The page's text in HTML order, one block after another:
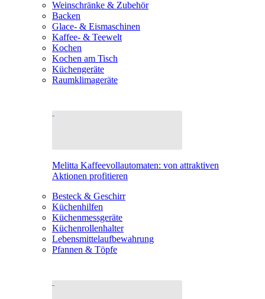
Weinschränke & Zubehör
Backen
Glace- & Eismaschinen
Kaffee- & Teewelt
Kochen
Kochen am Tisch
Küchengeräte
Raumklimageräte
Melitta Kaffeevollautomaten: von attraktiven
Aktionen profitieren
Besteck & Geschirr
Küchenhilfen
Küchenmessgeräte
Küchenrollenhalter
Lebensmittelaufbewahrung
Pfannen & Töpfe